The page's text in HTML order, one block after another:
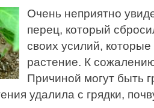
Очень неприятно
перец, который
своих усилий,
растение. К
Причиной могут быть
удалила с грядки,